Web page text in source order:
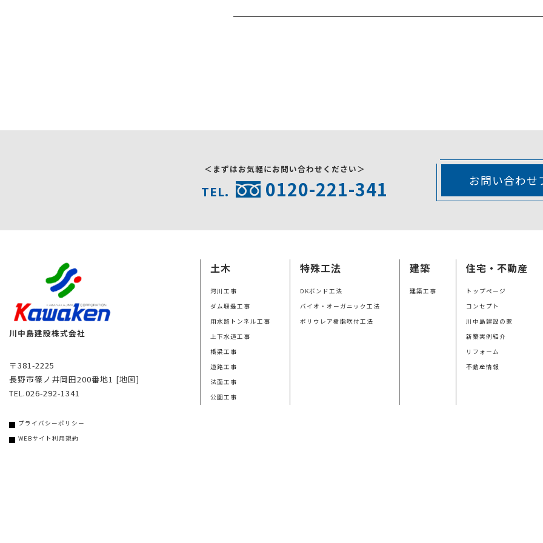
＜まずはお気軽にお問い合わせください＞
TEL. 0120-221-341 お問い合わせ
川中島建設株式会社
〒381-2225
長野市篠ノ井岡田200番地1 [地図]
TEL.026-292-1341
プライバシーポリシー
WEBサイト利用規約
土木
河川工事
ダム堰提工事
用水路トンネル工事
上下水道工事
橋梁工事
道路工事
法面工事
公園工事
特殊工法
DKボンド工法
バイオ・オーガニック工法
ポリウレア樹脂吹付工法
建築
建築工事
住宅・不動産
トップページ
コンセプト
川中島建設の家
新築実例紹介
リフォーム
不動産情報